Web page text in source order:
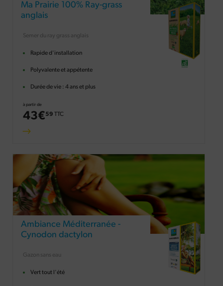
Ma Prairie 100% Ray-grass
anglais
Semer du ray grass anglais
Rapide d'installation
Polyvalente et appétente
Durée de vie : 4 ans et plus
à partir de
43€59 TTC
Ambiance Méditerranée -
Cynodon dactylon
Gazon sans eau
Vert tout l'été